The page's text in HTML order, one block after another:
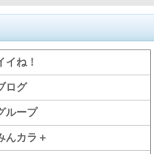
イね！
ログ
ループ
んカラ＋